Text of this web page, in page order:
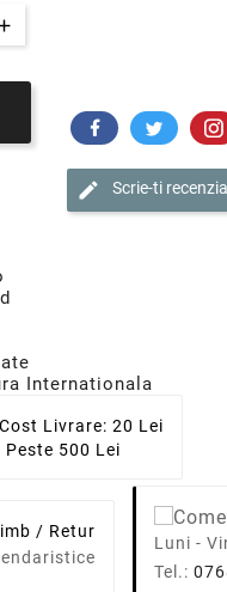
Scrie-ti recenzia
Internationala
Cost Livrare: 20 Lei
Peste 500 Lei
/ Retur
Luni -
Tel.: